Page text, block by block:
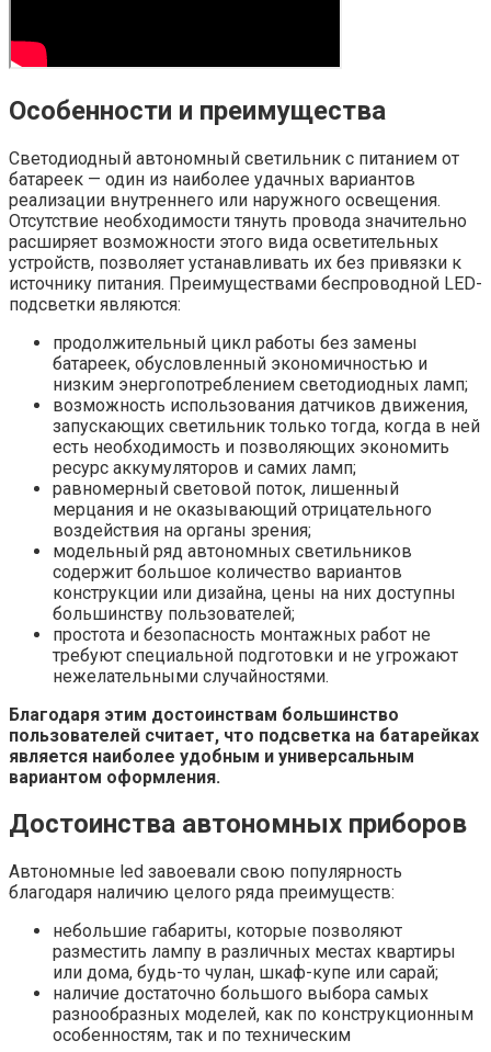
Особенности и преимущества
Светодиодный автономный светильник с питанием от
батареек — один из наиболее удачных вариантов
реализации внутреннего или наружного освещения.
Отсутствие необходимости тянуть провода значительно
расширяет возможности этого вида осветительных
устройств, позволяет устанавливать их без привязки к
источнику питания. Преимуществами беспроводной LED-
подсветки являются:
продолжительный цикл работы без замены
батареек, обусловленный экономичностью и
низким энергопотреблением светодиодных ламп;
возможность использования датчиков движения,
запускающих светильник только тогда, когда в ней
есть необходимость и позволяющих экономить
ресурс аккумуляторов и самих ламп;
равномерный световой поток, лишенный
мерцания и не оказывающий отрицательного
воздействия на органы зрения;
модельный ряд автономных светильников
содержит большое количество вариантов
конструкции или дизайна, цены на них доступны
большинству пользователей;
простота и безопасность монтажных работ не
требуют специальной подготовки и не угрожают
нежелательными случайностями.
Благодаря этим достоинствам большинство
пользователей считает, что подсветка на батарейках
является наиболее удобным и универсальным
вариантом оформления.
Достоинства автономных приборов
Автономные led завоевали свою популярность
благодаря наличию целого ряда преимуществ:
небольшие габариты, которые позволяют
разместить лампу в различных местах квартиры
или дома, будь-то чулан, шкаф-купе или сарай;
наличие достаточно большого выбора самых
разнообразных моделей, как по конструкционным
особенностям, так и по техническим